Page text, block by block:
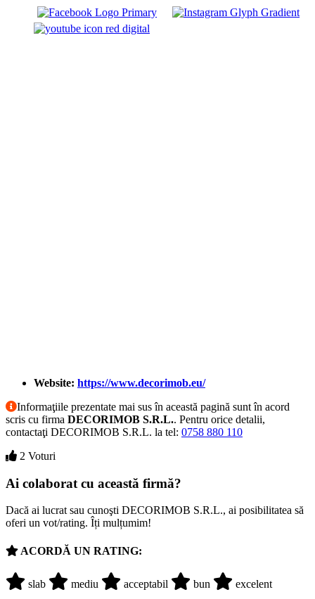
Website: https://www.decorimob.eu/
Informaţiile prezentate mai sus în această pagină sunt în acord
scris cu firma DECORIMOB S.R.L.. Pentru orice detalii,
contactaţi DECORIMOB S.R.L. la tel: 0758 880 110
2 Voturi
Ai colaborat cu această firmă?
Dacă ai lucrat sau cunoşti DECORIMOB S.R.L., ai posibilitatea să
oferi un vot/rating. Îți mulțumim!
ACORDĂ UN RATING:
slab mediu acceptabil bun excelent